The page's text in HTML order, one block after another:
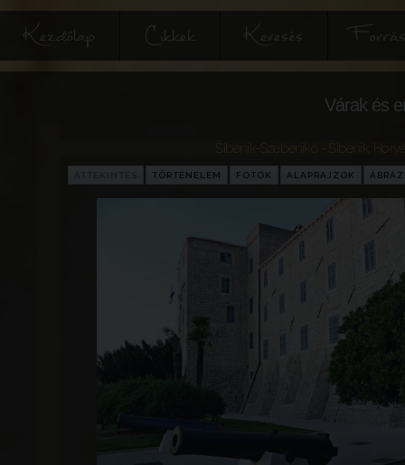
Kezdőlap Cikkek Keresés
Várak és
Šibenik-Szebenikó - Šibenik
TÖRTÉNELEM FOTÓK ALAPRAJZOK